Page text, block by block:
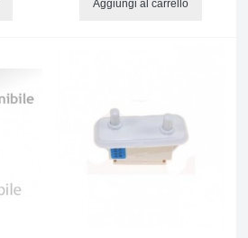
Aggiungi al carrello